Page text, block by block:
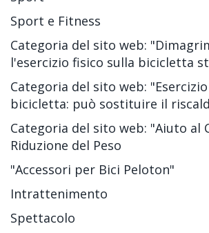
Sport e Fitness
Categoria del sito web:
l'esercizio fisico sulla bicicletta
Categoria del sito web:
bicicletta: può sostituire il
Categoria del sito web: "Aiuto al
Riduzione del Peso
"Accessori per Bici Peloton"
Intrattenimento
Spettacolo